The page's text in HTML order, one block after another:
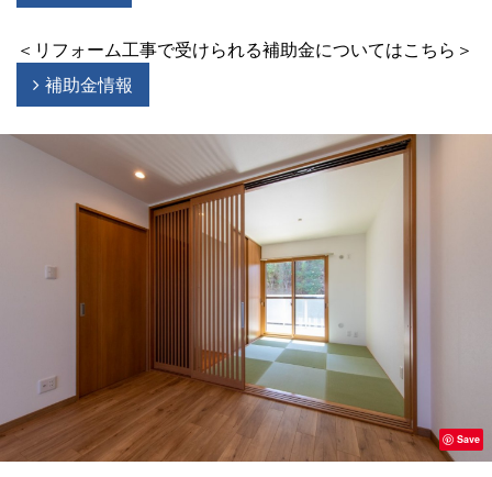
＜リフォーム工事で受けられる補助金についてはこちら＞
補助金情報
Save